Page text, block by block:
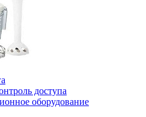
доступа
оборудование